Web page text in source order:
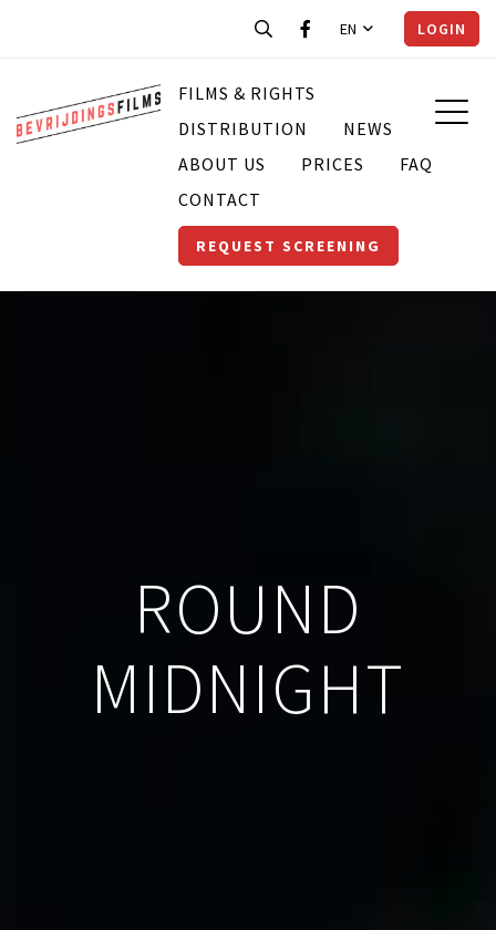
EN LOGIN
FILMS & RIGHTS
DISTRIBUTION
NEWS
ABOUT US
PRICES
FAQ
CONTACT
REQUEST SCREENING
ROUND
MIDNIGHT